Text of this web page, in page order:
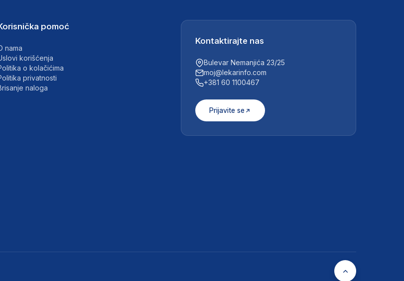
pomoć
nama
korišćenja
o kolačićima
privatnosti
naloga
Kontaktirajte nas
Bulevar Nemanjića 23/25
moj@lekarinfo.com
+381 60 1100467
Prijavite se